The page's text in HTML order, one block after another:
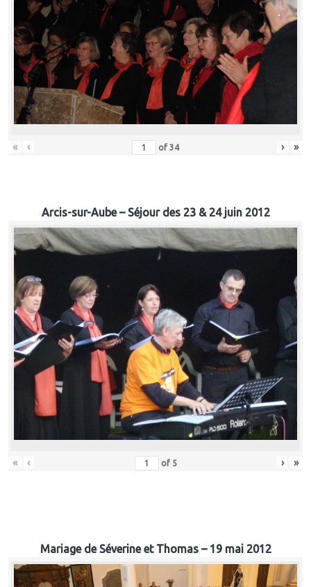
« ‹ of 34 › »
Arcis-sur-Aube – Séjour des 23 & 24 juin 2012
« ‹ of 5 › »
Mariage de Séverine et Thomas – 19 mai 2012